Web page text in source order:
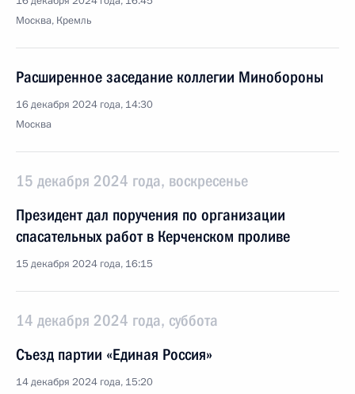
Москва, Кремль
Расширенное заседание коллегии Минобороны
16 декабря 2024 года, 14:30
Москва
15 декабря 2024 года, воскресенье
Президент дал поручения по организации
спасательных работ в Керченском проливе
15 декабря 2024 года, 16:15
14 декабря 2024 года, суббота
Съезд партии «Единая Россия»
14 декабря 2024 года, 15:20